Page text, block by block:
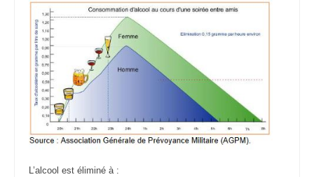
L’alcool est éliminé à :